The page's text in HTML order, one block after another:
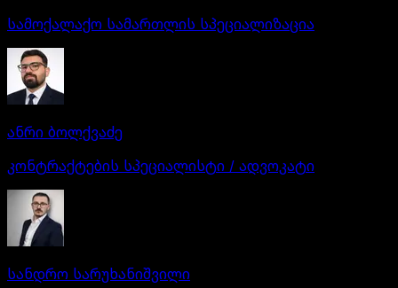
სამოქალაქო სამართლის სპეციალიზაცია
ანრი ბოლქვაძე
კონტრაქტების სპეციალისტი / ადვოკატი
სანდრო სარუხანიშვილი